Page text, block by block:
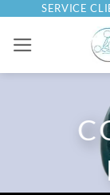
contenu
SERVICE